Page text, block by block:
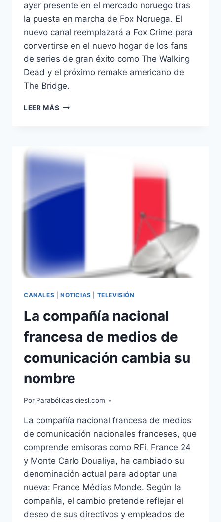
ayer presente en el mercado noruego tras
la puesta en marcha de Fox Noruega. El
nuevo canal reemplazará a Fox Crime para
convertirse en el nuevo hogar de los fans
de series de gran éxito como The Walking
Dead y el próximo remake americano de
The Bridge.
LEER MÁS FOX
CANALES NOTICIAS TELEVISIÓN
La compañía nacional
francesa de medios de
comunicación cambia su
nombre
Por Parabólicas diesl.com
La compañía nacional francesa de medios
de comunicación nacionales franceses, que
comprende emisoras como RFi, France 24
y Monte Carlo Doualiya, ha cambiado su
denominación actual para adoptar una
nueva: France Médias Monde. Según la
compañía, el cambio pretende reflejar el
deseo de sus directivos y empleados de